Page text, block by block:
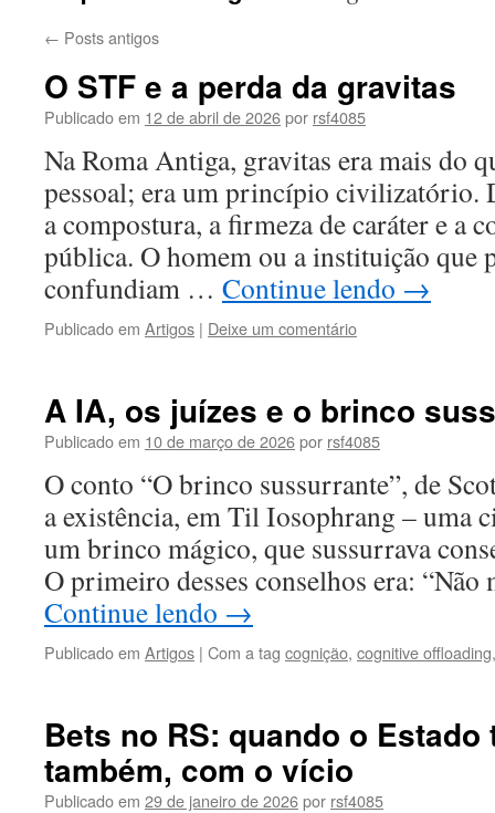
← Posts antigos
O STF e a perda da gravitas
Publicado em 12 de abril de 2026por rsf4085
Na Roma Antiga, gravitas era mais do
pessoal; era um princípio civilizatório.
a compostura, a firmeza de caráter e a
pública. O homem ou a instituição que
confundiam … Continue lendo →
Publicado em Artigos | Deixe um comentário
A IA, os juízes e o brinco
Publicado em 10 de março de 2026por rsf4085
O conto “O brinco sussurrante”, de
a existência, em Til Iosophrang – uma
um brinco mágico, que sussurrava
O primeiro desses conselhos era:
Continue lendo →
Publicado em Artigos | Com a tag cognição, cognitive offloading
Bets no RS: quando o
também, com o vício
Publicado em 29 de janeiro de 2026por rsf4085